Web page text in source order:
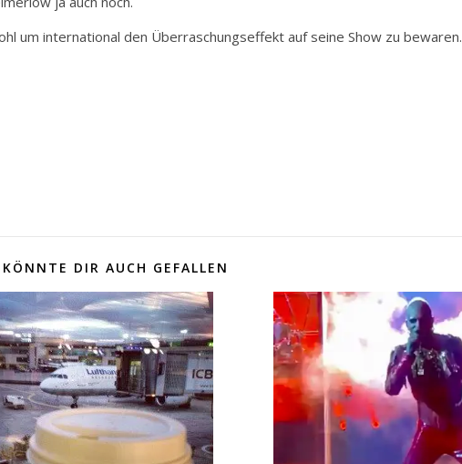
um international den Überraschungseffekt auf seine Show zu bewaren.
DIR AUCH GEFALLEN